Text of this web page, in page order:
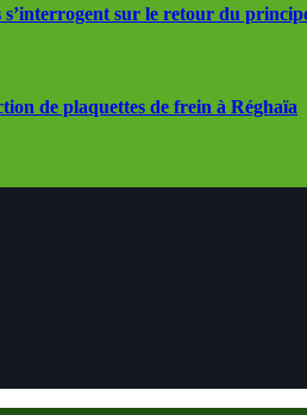
sur le retour du
de plaquettes de frein à Réghaïa